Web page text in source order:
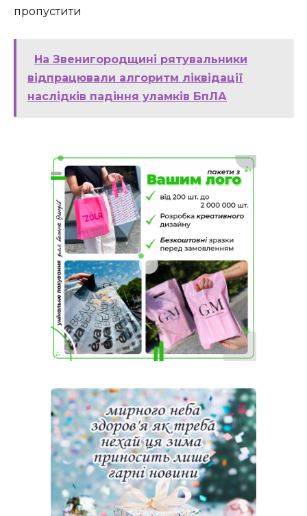
пропустити
На Звенигородщині рятувальники
відпрацювали алгоритм ліквідації
наслідків падіння уламків БпЛА